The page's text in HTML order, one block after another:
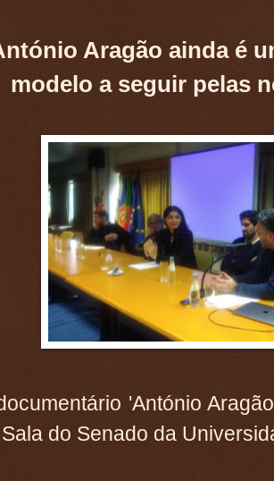
Aragão ainda é
modelo a seguir pelas
'António
do Senado da